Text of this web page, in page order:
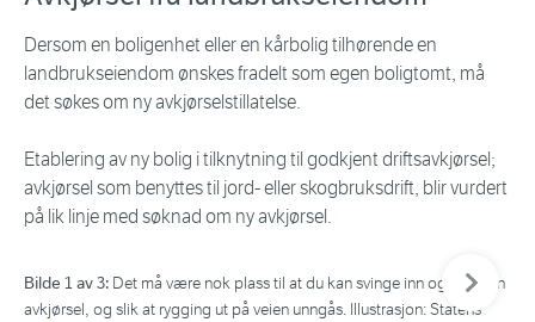
Dersom en boligenhet eller en kårbolig tilhørende en
landbrukseiendom ønskes fradelt som egen boligtomt, må
det søkes om ny avkjørselstillatelse.
Etablering av ny bolig i tilknytning til godkjent driftsavkjørsel;
avkjørsel som benyttes til jord- eller skogbruksdrift, blir vurdert
på lik linje med søknad om ny avkjørsel.
Bilde 1 av 3: Det må være nok plass til at du kan svinge inn og ut fra en
avkjørsel, og slik at rygging ut på veien unngås. Illustrasjon: Statens